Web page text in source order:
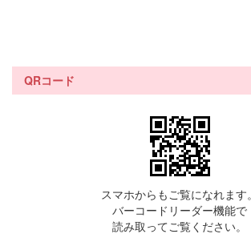
QRコード
スマホからもご覧になれます。
バーコードリーダー機能で
読み取ってご覧ください。